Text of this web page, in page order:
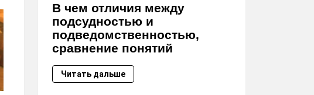
В чем отличия между
подсудностью и
подведомственностью,
сравнение понятий
Читать дальше